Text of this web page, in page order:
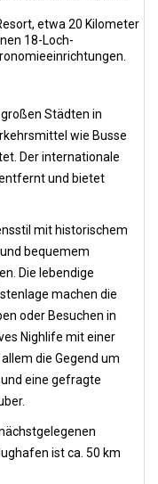
etwa 20 Kilometer
18-Loch-
Städten in
wie Busse
Der internationale
und bietet
mit historischem
bequemem
Die lebendige
machen die
oder Besuchen in
Nighlife mit einer
die Gegend um
eine gefragte
ist ca. 50 km